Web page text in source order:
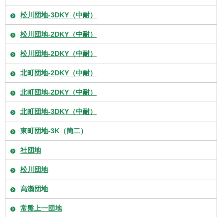
松川団地-3DKY（中耐）
松川団地-2DKY（中耐）
松川団地-2DKY（中耐）
北町団地-2DKY（中耐）
北町団地-2DKY（中耐）
北町団地-3DKY（中耐）
東町団地-3K（簡二）
社団地
松川団地
高瀬団地
常盤上一団地